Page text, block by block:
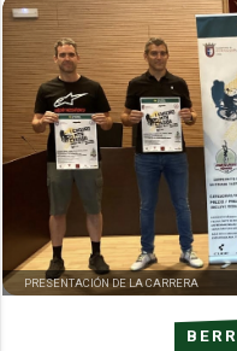
PRESENTACIÓN DE LA CARRERA